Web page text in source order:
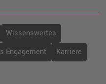
Wissenswertes
Engagement
Karriere